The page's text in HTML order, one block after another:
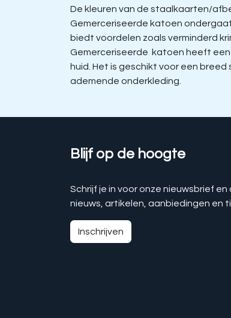
De kleuren van de staalkaarten/
Gemerceriseerde katoen
biedt voordelen zoals verminderd
Gemerceriseerde katoen heeft
huid. Het is geschikt voor een
ademende onderkleding.
Blijf op de hoogte
Schrijf je in voor onze nieuwsbrief
nieuws, artikelen, aanbiedingen en
Inschrijven